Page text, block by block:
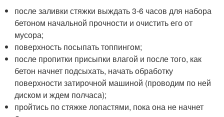
после заливки стяжки выждать 3-6 часов для набора
бетоном начальной прочности и очистить его от
мусора;
поверхность посыпать топпингом;
после пропитки присыпки влагой и после того, как
бетон начнет подсыхать, начать обработку
поверхности затирочной машиной (проводим по ней
диском и ждем полчаса);
пройтись по стяжке лопастями, пока она не начнет